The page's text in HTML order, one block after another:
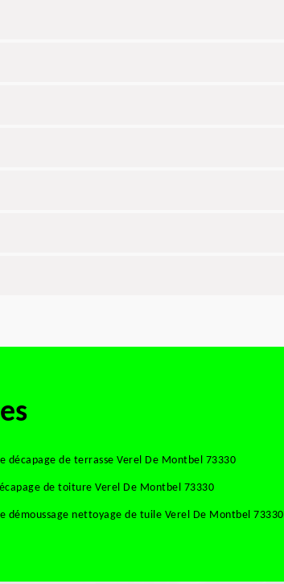
décapage de terrasse Verel De Montbel 73330
de toiture Verel De Montbel 73330
démoussage nettoyage de tuile Verel De Montbel 73330